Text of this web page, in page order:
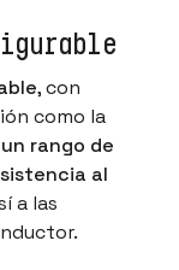
, con
como la
rango de
al
a las